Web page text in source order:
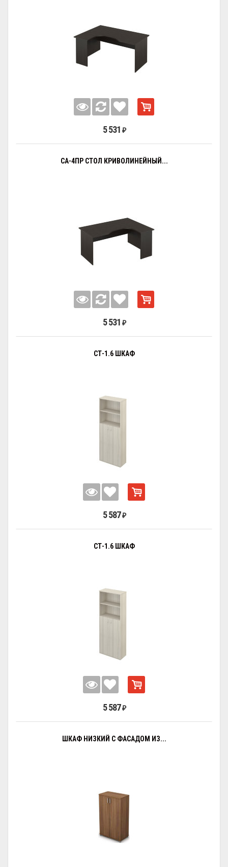
5 531 ₽
СА-4ПР СТОЛ КРИВОЛИНЕЙНЫЙ...
5 531 ₽
СТ-1.6 ШКАФ
5 587 ₽
СТ-1.6 ШКАФ
5 587 ₽
ШКАФ НИЗКИЙ С ФАСАДОМ ИЗ...